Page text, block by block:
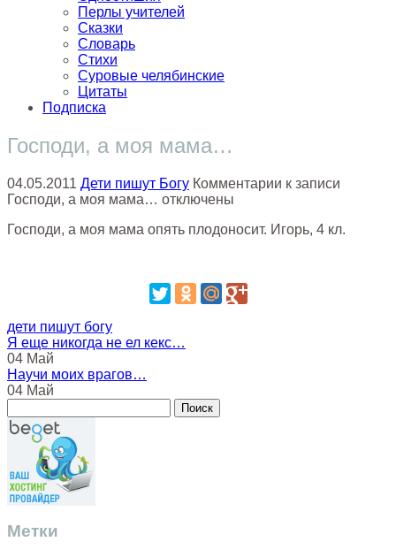
Перлы учителей
Сказки
Словарь
Стихи
Суровые челябинские
Цитаты
Подписка
Господи, а моя мама…
04.05.2011 Дети пишут Богу Комментарии к записи
Господи, а моя мама… отключены
Господи, а моя мама опять плодоносит. Игорь, 4 кл.
дети пишут богу
Я еще никогда не ел кекс…
04 Май
Научи моих врагов…
04 Май
Метки